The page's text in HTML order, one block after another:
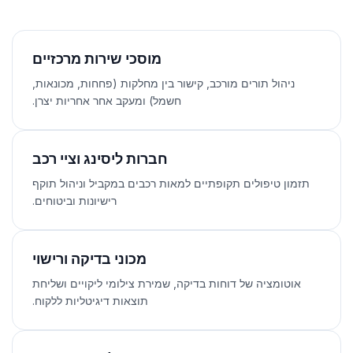
מוסכי שירות מרכזיים
ניהול תורים מורכב, קישור בין מחלקות (פחחות, מכונאות,
חשמל) ומעקב אחר אחריות יצרן.
חברות ליסינג וציי רכב
תזמון טיפולים תקופתיים למאות רכבים במקביל וניהול תוקף
רישיונות וביטוחים.
מכוני בדיקה ורישוי
אוטומציה של דוחות בדיקה, שמירת צילומי ליקויים ושליחת
תוצאות דיגיטליות ללקוח.